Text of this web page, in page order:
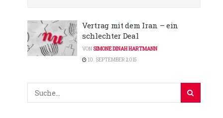
Vertrag mit dem Iran – ein
schlechter Deal
VON SIMONE DINAH HARTMANN
10. SEPTEMBER 2015